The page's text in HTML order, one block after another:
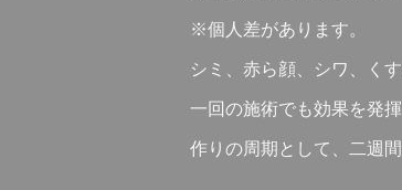
※個人差があります。
シミ、赤ら顔、シワ、く
一回の施術でも効果を発
作りの周期として、二週